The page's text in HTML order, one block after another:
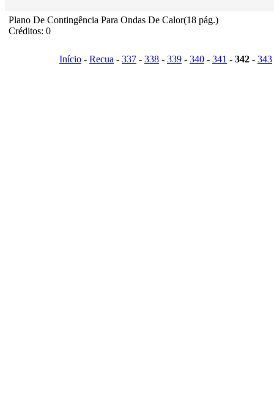
Plano De Contingência Para Ondas De Calor(18 pág.)
Créditos: 0
Início - Recua - 337 - 338 - 339 - 340 - 341 - 342 - 343